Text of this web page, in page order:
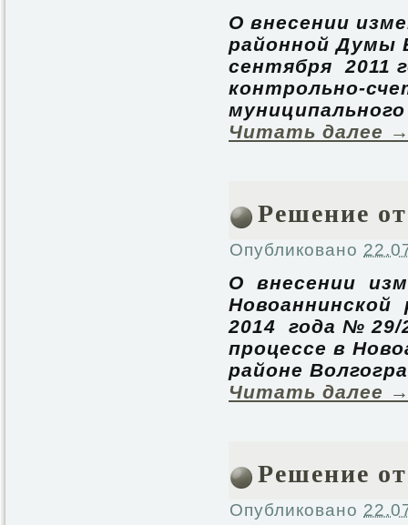
О внесении
районной Думы
сентября 2011
контрольно-
Читать далее
Решение
Опубликовано
О внесении
2014 года №
процессе в
районе
Читать далее
Решение
Опубликовано